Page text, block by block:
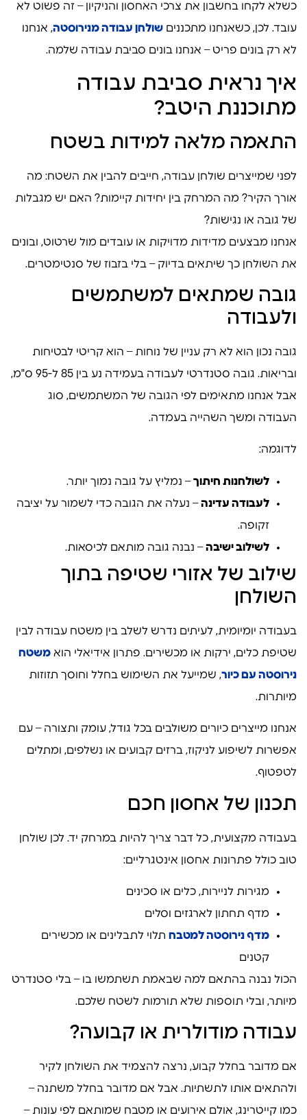
כשלא לקחו בחשבון את צרכי האחסון והניקיון – זה פשוט לא
עובד. לכן, כשאנחנו מתכננים שולחן עבודה מנירוסטה, אנחנו
לא רק בונים פריט – אנחנו בונים סביבת עבודה שלמה.
איך נראית סביבת עבודה
מתוכננת היטב?
התאמה מלאה למידות בשטח
לפני שמייצרים שולחן עבודה, חייבים להבין את השטח: מה
אורך הקיר? מה המרחק בין יחידות קיימות? האם יש מגבלות
של גובה או נגישות?
אנחנו מבצעים מדידות מדויקות או עובדים מול שרטוט, ובונים
את השולחן כך שיתאים בדיוק – בלי בזבוז של סנטימטרים.
גובה שמתאים למשתמשים
ולעבודה
גובה נכון הוא לא רק עניין של נוחות – הוא קריטי לבטיחות
ובריאות. גובה סטנדרטי לעבודה בעמידה נע בין 85 ל-95 ס"מ,
אבל אנחנו מתאימים לפי הגובה של המשתמשים, סוג
העבודה ומשך השהייה בעמדה.
לדוגמה:
לשולחנות חיתוך– נמליץ על גובה נמוך יותר.
לעבודה עדינה– נעלה את הגובה כדי לשמור על יציבה
זקופה.
לשילוב ישיבה– נבנה גובה מותאם לכיסאות.
שילוב של אזורי שטיפה בתוך
השולחן
בעבודה יומיומית, לעיתים נדרש לשלב בין משטח עבודה לבין
שטיפת כלים, ירקות או מכשירים. פתרון אידיאלי הוא משטח
נירוסטה עם כיור, שמייעל את השימוש בחלל וחוסך תזוזות
מיותרות.
אנחנו מייצרים כיורים משולבים בכל גודל, עומק ותצורה – עם
אפשרות לשיפוע לניקוז, ברזים קבועים או נשלפים, ומתלים
לטפטוף.
תכנון של אחסון חכם
בעבודה מקצועית, כל דבר צריך להיות במרחק יד. לכן שולחן
טוב כולל פתרונות אחסון אינטגרליים:
מגירות לניירות, כלים או סכינים
מדף תחתון לארגזים וסלים
מדף נירוסטה למטבח תלוי לתבלינים או מכשירים
קטנים
הכול נבנה בהתאם למה שבאמת תשתמשו בו – בלי סטנדרט
מיותר, ובלי תוספות שלא תורמות לשטח שלכם.
עבודה מודולרית או קבועה?
אם מדובר בחלל קבוע, נרצה להצמיד את השולחן לקיר
ולהתאים אותו לתשתיות. אבל אם מדובר בחלל משתנה –
כמו קייטרינג, אולם אירועים או מטבח שמותאם לפי עונות –